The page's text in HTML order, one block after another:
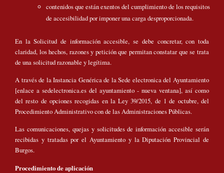
contenidos que están exentos del cumplimiento de los requisitos
de accesibilidad por imponer una carga desproporcionada.
En la Solicitud de información accesible, se debe concretar, con toda
claridad, los hechos, razones y petición que permitan constatar que se trata
de una solicitud razonable y legítima.
A través de la Instancia Genérica de la Sede electronica del Ayuntamiento
[enlace a sedelectronica.es del ayuntamiento - nueva ventana], así como
del resto de opciones recogidas en la Ley 39/2015, de 1 de octubre, del
Procedimiento Administrativo con de las Administraciones Públicas.
Las comunicaciones, quejas y solicitudes de información accesible serán
recibidas y tratadas por el Ayuntamiento y la Diputación Provincial de
Burgos.
Procedimiento de aplicación